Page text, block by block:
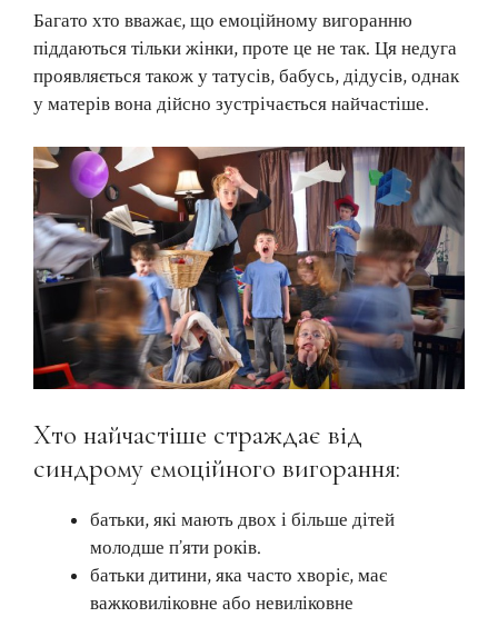
Багато хто вважає, що емоційному вигоранню
піддаються тільки жінки, проте це не так. Ця недуга
проявляється також у татусів, бабусь, дідусів, однак
у матерів вона дійсно зустрічається найчастіше.
Хто найчастіше страждає від
синдрому емоційного вигорання:
батьки, які мають двох і більше дітей
молодше п’яти років.
батьки дитини, яка часто хворіє, має
важковиліковне або невиліковне